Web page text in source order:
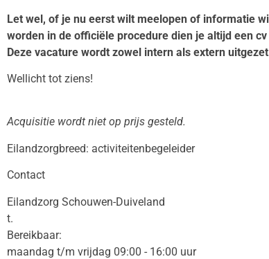
Let wel, of je nu eerst wilt meelopen of informatie
worden in de officiële procedure dien je altijd een
Deze vacature wordt zowel intern als extern
Wellicht tot ziens!
Acquisitie wordt niet op prijs gesteld.
Eilandzorgbreed: activiteitenbegeleider
Contact
Eilandzorg Schouwen-Duiveland
t.
Bereikbaar:
maandag t/m vrijdag 09:00 - 16:00 uur